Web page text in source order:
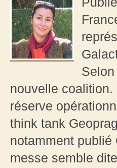
nouvelle
réserve
think tank
notamment publié
messe semble